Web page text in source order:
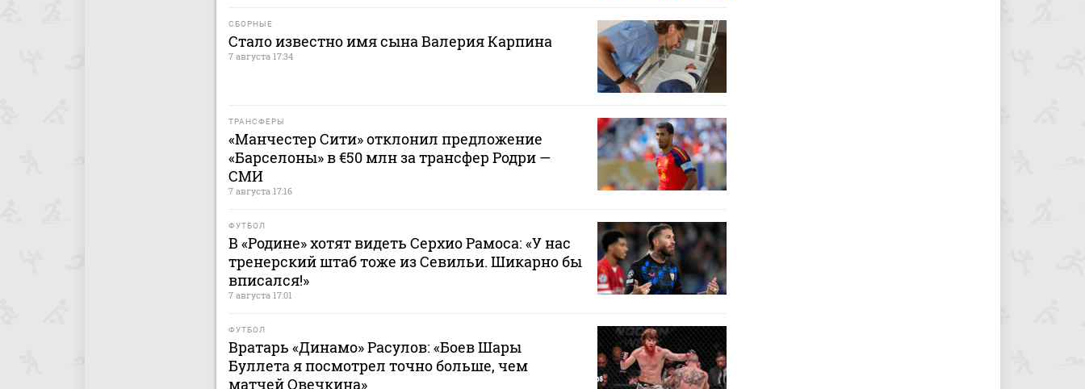
СБОРНЫЕ
Стало известно имя сына Валерия Карпина
7 августа 17:34
ТРАНСФЕРЫ
«Манчестер Сити» отклонил предложение
«Барселоны» в €50 млн за трансфер Родри —
СМИ
7 августа 17:16
ФУТБОЛ
В «Родине» хотят видеть Серхио Рамоса: «У нас
тренерский штаб тоже из Севильи. Шикарно бы
вписался!»
7 августа 17:01
ФУТБОЛ
Вратарь «Динамо» Расулов: «Боев Шары
Буллета я посмотрел точно больше, чем
матчей Овечкина»